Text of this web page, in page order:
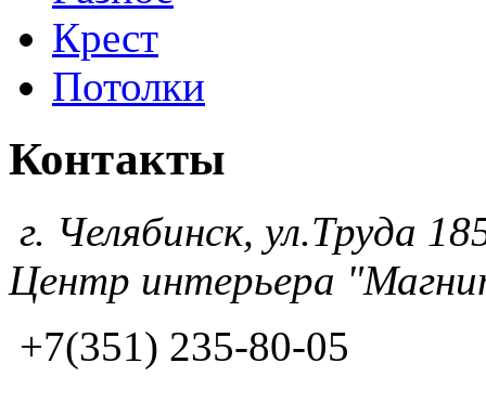
Крест
Потолки
Контакты
г. Челябинск, ул.Труда
Центр интерьера
+7(351) 235-80-05